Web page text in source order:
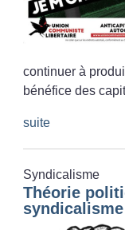
continuer à
bénéfice des
suite
Syndicalisme
Théorie